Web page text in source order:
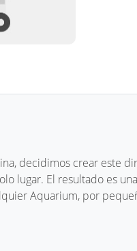
decidimos crear este
lugar. El resultado es
Aquarium, por